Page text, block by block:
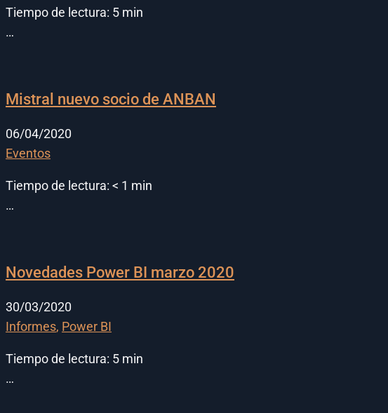
Tiempo de lectura: 5 min
…
Mistral nuevo socio de ANBAN
06/04/2020
Eventos
Tiempo de lectura: < 1 min
…
Novedades Power BI marzo 2020
30/03/2020
Informes, Power BI
Tiempo de lectura: 5 min
…